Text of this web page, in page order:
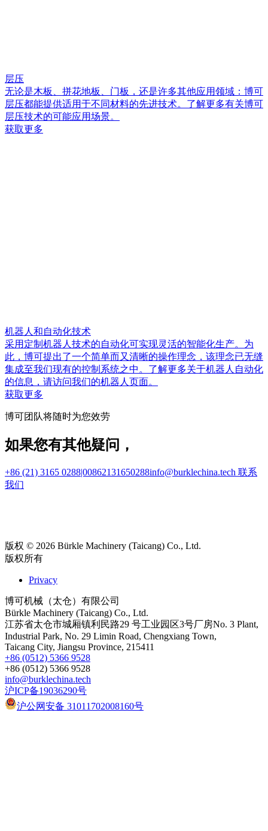
层压
无论是木板、拼花地板、门板，还是许多其他应用领域：博可
层压都能提供适用于不同材料的先进技术。了解更多有关博可
层压技术的可能应用场景。
获取更多
机器人和自动化技术
采用定制机器人技术的自动化可实现灵活的智能化生产。为
此，博可提出了一个简单而又清晰的操作理念，该理念已无缝
集成至我们现有的控制系统之中。了解更多关于机器人自动化
的信息，请访问我们的机器人页面。
获取更多
博可团队将随时为您效劳
如果您有其他疑问，
+86 (21) 3165 0288|00862131650288info@burklechina.tech 联系
我们
版权 © 2026 Bürkle Machinery (Taicang) Co., Ltd.
版权所有
Privacy
博可机械（太仓）有限公司
Bürkle Machinery (Taicang) Co., Ltd.
江苏省太仓市城厢镇利民路29 号工业园区3号厂房No. 3 Plant,
Industrial Park, No. 29 Limin Road, Chengxiang Town,
Taicang City, Jiangsu Province, 215411
+86 (0512) 5366 9528
+86 (0512) 5366 9528
info@burklechina.tech
沪ICP备19036290号
沪公网安备 31011702008160号